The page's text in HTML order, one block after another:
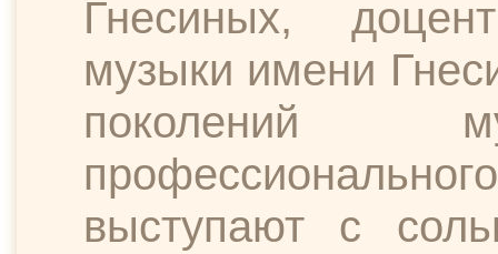
Гнесиных,
музыки имени
поколений
выступают с